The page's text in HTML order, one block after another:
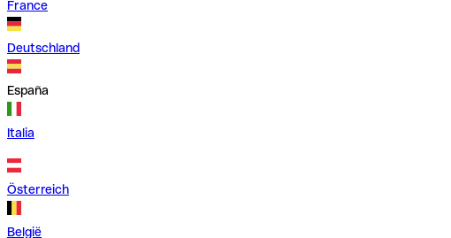
France
Deutschland
España
Italia
Österreich
België